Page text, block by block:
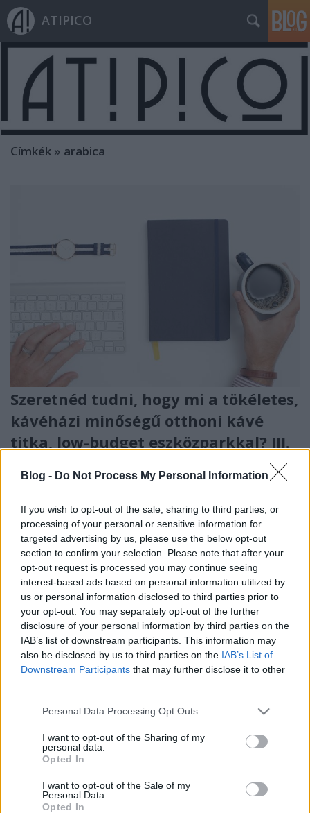
Blog - Do Not Process My Personal Information
If you wish to opt-out of the sale, sharing to third parties, or
processing of your personal or sensitive information for
targeted advertising by us, please use the below opt-out
section to confirm your selection. Please note that after your
opt-out request is processed you may continue seeing
interest-based ads based on personal information utilized by
us or personal information disclosed to third parties prior to
your opt-out. You may separately opt-out of the further
disclosure of your personal information by third parties on the
IAB’s list of downstream participants. This information may
also be disclosed by us to third parties on the IAB’s List of
Downstream Participants that may further disclose it to other
Please note that this website/app uses one or more Google
not limited to your visit or usage behaviour. You may click to
grant or deny consent to Google and its third-party tags to
use your data for below specified purposes in below Google
consent section.
Personal Data Processing Opt Outs
I want to opt-out of the Sharing of my
personal data.
Opted In
I want to opt-out of the Sale of my
Personal Data.
Opted In
ATIPICO
Címkék » arabica
Szeretnéd tudni, hogy mi a tökéletes,
kávéházi minőségű otthoni kávé
titka, low-budget eszközparkkal? III.
Kávé-atomfizika kezdőknek! Ja, nem!
PIEMONT 2019. december 29.
Megvásároltuk, kicsomagoltuk, szeretgettük, de
most már illene készíteni egy fergetegesen jó feketét!
Mit kell még tudnunk? Miről lesz szó?
Őrlésfinomságról, a víz és kávé arányáról, arról, hogy
forró vagy hideg vízzel dolgozzunk és megnézzük,
hogyan működik a moka-express. Ez egy
háromrészes…